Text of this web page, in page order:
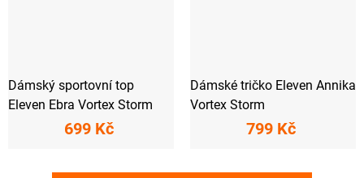
Dámský sportovní top
Eleven Ebra Vortex Storm
699 Kč
Dámské tričko Eleven Annika
Vortex Storm
799 Kč